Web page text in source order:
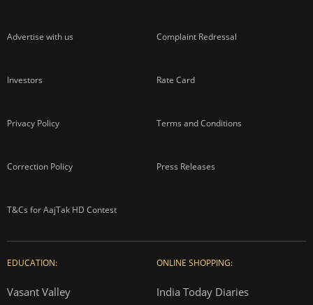
Advertise with us Complaint Redressal
Investors Rate Card
Privacy Policy Terms and Conditions
Correction Policy Press Releases
T&Cs for AajTak HD Contest
EDUCATION:
Vasant Valley
ONLINE SHOPPING:
India Today Diaries